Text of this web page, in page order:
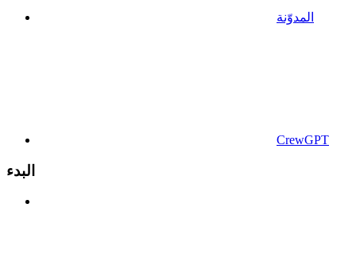
المدوّنة
CrewGPT
البدء